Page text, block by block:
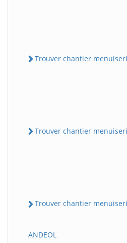
Trouver chantier
Trouver chantier
Trouver chantier
ANDEOL